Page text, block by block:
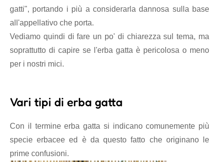
gatti", portando i più a considerarla dannosa sulla base
all'appellativo che porta.
Vediamo quindi di fare un po' di chiarezza sul tema, ma
soprattutto di capire se l'erba gatta è pericolosa o meno
per i nostri mici.
Vari tipi di erba gatta
Con il termine erba gatta si indicano comunemente più
specie erbacee ed è da questo fatto che originano le
prime confusioni.